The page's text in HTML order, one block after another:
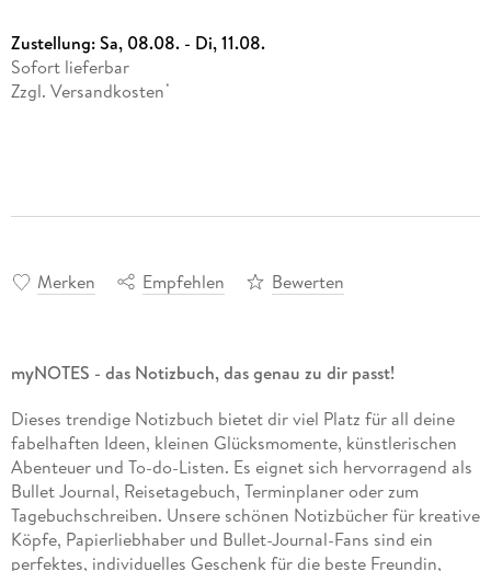
Zustellung:Sa, 08.08. - Di, 11.08.
Sofort lieferbar
Zzgl. Versandkosten *
Merken Empfehlen Bewerten
myNOTES - das Notizbuch, das genau zu dir passt!
Dieses trendige Notizbuch bietet dir viel Platz für all deine
fabelhaften Ideen, kleinen Glücksmomente, künstlerischen
Abenteuer und To-do-Listen. Es eignet sich hervorragend als
Bullet Journal, Reisetagebuch, Terminplaner oder zum
Tagebuchschreiben. Unsere schönen Notizbücher für kreative
Köpfe, Papierliebhaber und Bullet-Journal-Fans sind ein
perfektes, individuelles Geschenk für die beste Freundin,